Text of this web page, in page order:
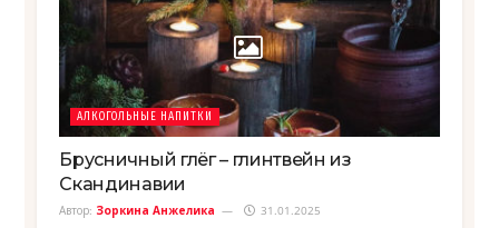
АЛКОГОЛЬНЫЕ НАПИТКИ
Брусничный глёг – глинтвейн из
Скандинавии
Автор: Зоркина Анжелика 31.01.2025